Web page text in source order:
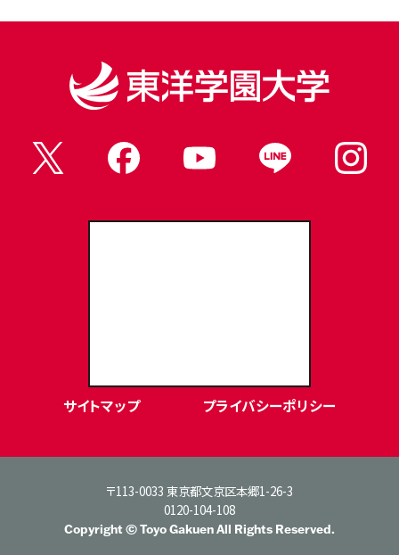
サイトマップ プライバシーポリシー
〒113-0033 東京都文京区本郷1-26-3
0120-104-108
Copyright © Toyo Gakuen All Rights Reserved.